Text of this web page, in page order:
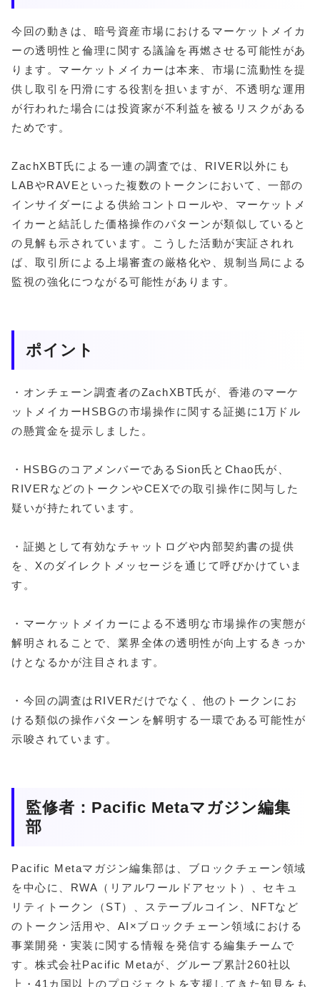
今回の動きは、暗号資産市場におけるマーケットメイカ
ーの透明性と倫理に関する議論を再燃させる可能性があ
ります。マーケットメイカーは本来、市場に流動性を提
供し取引を円滑にする役割を担いますが、不透明な運用
が行われた場合には投資家が不利益を被るリスクがある
ためです。
ZachXBT氏による一連の調査では、RIVER以外にも
LABやRAVEといった複数のトークンにおいて、一部の
インサイダーによる供給コントロールや、マーケットメ
イカーと結託した価格操作のパターンが類似していると
の見解も示されています。こうした活動が実証されれ
ば、取引所による上場審査の厳格化や、規制当局による
監視の強化につながる可能性があります。
ポイント
・オンチェーン調査者のZachXBT氏が、香港のマーケ
ットメイカーHSBGの市場操作に関する証拠に1万ドル
の懸賞金を提示しました。
・HSBGのコアメンバーであるSion氏とChao氏が、
RIVERなどのトークンやCEXでの取引操作に関与した
疑いが持たれています。
・証拠として有効なチャットログや内部契約書の提供
を、Xのダイレクトメッセージを通じて呼びかけていま
す。
・マーケットメイカーによる不透明な市場操作の実態が
解明されることで、業界全体の透明性が向上するきっか
けとなるかが注目されます。
・今回の調査はRIVERだけでなく、他のトークンにお
ける類似の操作パターンを解明する一環である可能性が
示唆されています。
監修者：Pacific Metaマガジン編集
部
Pacific Metaマガジン編集部は、ブロックチェーン領域
を中心に、RWA（リアルワールドアセット）、セキュ
リティトークン（ST）、ステーブルコイン、NFTなど
のトークン活用や、AI×ブロックチェーン領域における
事業開発・実装に関する情報を発信する編集チームで
す。株式会社Pacific Metaが、グループ累計260社以
上・41カ国以上のプロジェクトを支援してきた知見をも